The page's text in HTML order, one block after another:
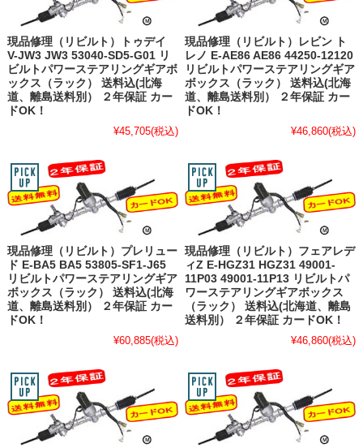
現品修理（リビルト）トゥデイ
V-JW3 JW3 53040-SD5-G01 リ
ビルトパワーステアリングギアボ
ックス（ラック） 送料込(北海
道、離島送料別） ２年保証 カー
ドOK！
¥45,705(税込)
現品修理（リビルト）レビン ト
レノ E-AE86 AE86 44250-12120
リビルトパワーステアリングギア
ボックス（ラック） 送料込(北海
道、離島送料別） ２年保証 カー
ドOK！
¥46,860(税込)
現品修理（リビルト）プレリュー
ド E-BA5 BA5 53805-SF1-J65
リビルトパワーステアリングギア
ボックス（ラック） 送料込(北海
道、離島送料別） ２年保証 カー
ドOK！
¥60,885(税込)
現品修理（リビルト）フェアレデ
ィZ E-HGZ31 HGZ31 49001-
11P03 49001-11P13 リビルトパ
ワーステアリングギアボックス
（ラック） 送料込(北海道、離島
送料別） ２年保証 カードOK！
¥46,860(税込)